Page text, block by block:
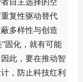
复性驱动替代
多样性与创造
固化，就有可能
此，要在推动智
，防止科技红利